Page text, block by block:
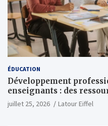
ÉDUCATION
Développement
enseignants : des
vraiment
juillet 25, 2026 Latour Eiffel